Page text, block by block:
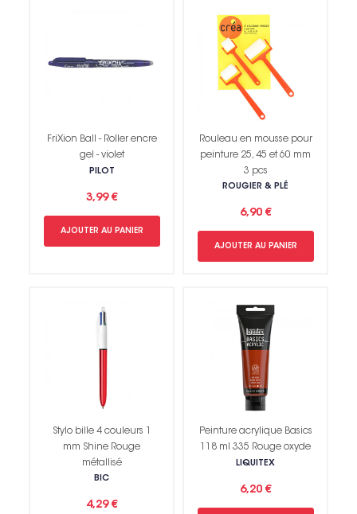
FriXion Ball - Roller encre
gel - violet
PILOT
3,99 €
AJOUTER AU PANIER
Rouleau en mousse pour
peinture 25, 45 et 60 mm
3 pcs
ROUGIER & PLÉ
6,90 €
AJOUTER AU PANIER
Stylo bille 4 couleurs 1
mm Shine Rouge
métallisé
BIC
4,29 €
Peinture acrylique Basics
118 ml 335 Rouge oxyde
LIQUITEX
6,20 €